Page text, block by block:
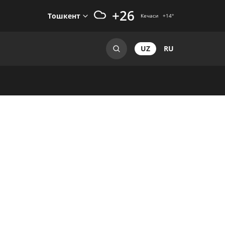
Тошкент +26 Кечаси +14°
UZ RU